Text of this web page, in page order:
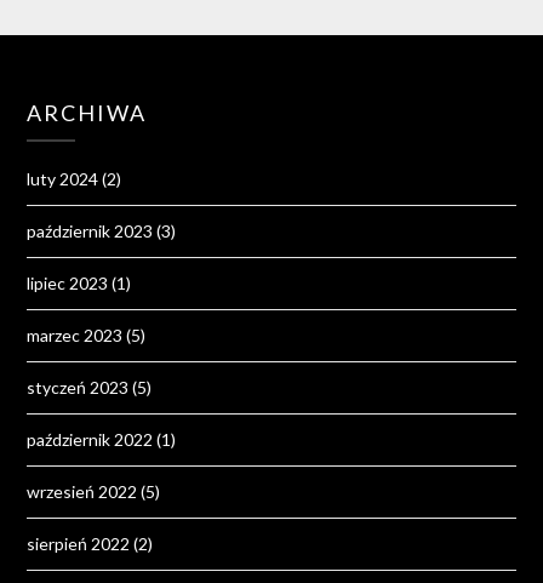
ARCHIWA
luty 2024(2)
październik 2023 (3)
lipiec 2023 (1)
marzec 2023 (5)
styczeń 2023 (5)
październik 2022 (1)
wrzesień 2022 (5)
sierpień 2022 (2)